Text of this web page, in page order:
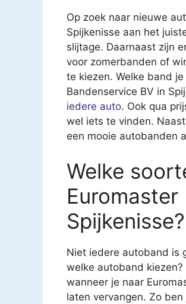
Op zoek naar nieuwe
Spijkenisse aan het
slijtage. Daarnaast zijn
voor zomerbanden of
te kiezen. Welke band
Bandenservice BV in
iedere auto. Ook qua
wel iets te vinden.
een mooie autobanden
Welke
Spijkenisse?
Niet iedere autoband is
welke autoband
wanneer je naar
laten vervangen. Zo